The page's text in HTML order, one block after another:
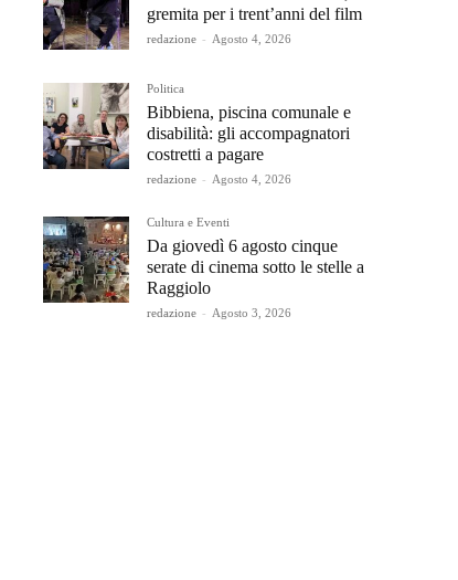
gremita per i trent’anni del film
redazione - Agosto 4, 2026
Politica
Bibbiena, piscina comunale e
disabilità: gli accompagnatori
costretti a pagare
redazione - Agosto 4, 2026
Cultura e Eventi
Da giovedì 6 agosto cinque
serate di cinema sotto le stelle a
Raggiolo
redazione - Agosto 3, 2026